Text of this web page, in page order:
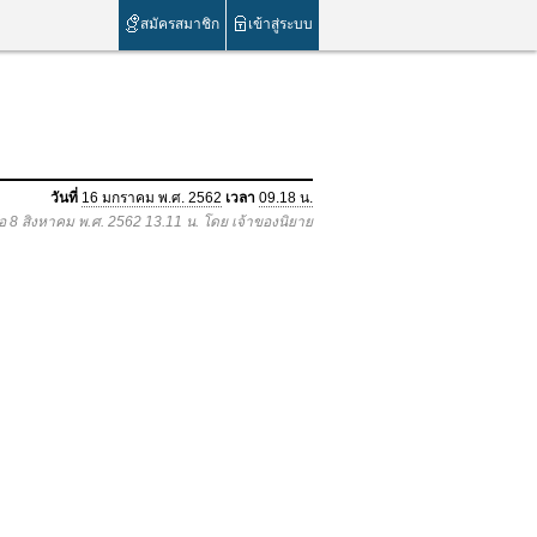
สมัครสมาชิก เข้าสู่ระบบ
วันที่ 16 มกราคม พ.ศ. 2562 เวลา 09.18 น.
8 สิงหาคม พ.ศ. 2562 13.11 น. โดย เจ้าของนิยาย